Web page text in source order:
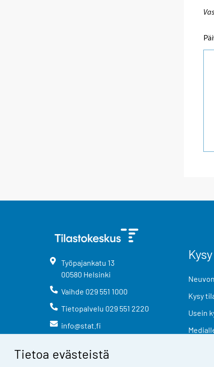
Tietoa evästeistä
Työpajankatu 13
00580 Helsinki
Vaihde 029 551 1000
Tietopalvelu 029 551 2220
info@stat.fi
Kysy
Usein